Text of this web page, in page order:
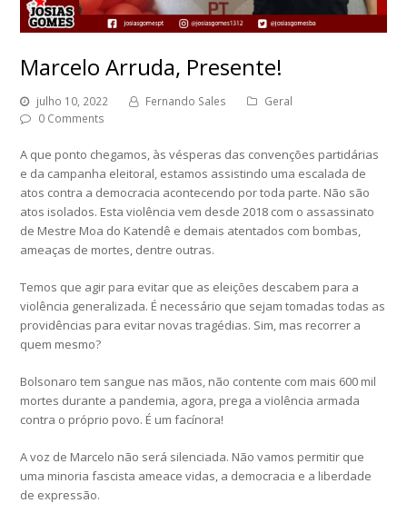
Marcelo Arruda, Presente!
julho 10, 2022 Fernando Sales
Geral
0 Comments
A que ponto chegamos, às vésperas das convenções partidárias
e da campanha eleitoral, estamos assistindo uma escalada de
atos contra a democracia acontecendo por toda parte. Não são
atos isolados. Esta violência vem desde 2018 com o assassinato
de Mestre Moa do Katendê e demais atentados com bombas,
ameaças de mortes, dentre outras.
Temos que agir para evitar que as eleições descabem para a
violência generalizada. É necessário que sejam tomadas todas as
providências para evitar novas tragédias. Sim, mas recorrer a
quem mesmo?
Bolsonaro tem sangue nas mãos, não contente com mais 600 mil
mortes durante a pandemia, agora, prega a violência armada
contra o próprio povo. É um facínora!
A voz de Marcelo não será silenciada. Não vamos permitir que
uma minoria fascista ameace vidas, a democracia e a liberdade
de expressão.